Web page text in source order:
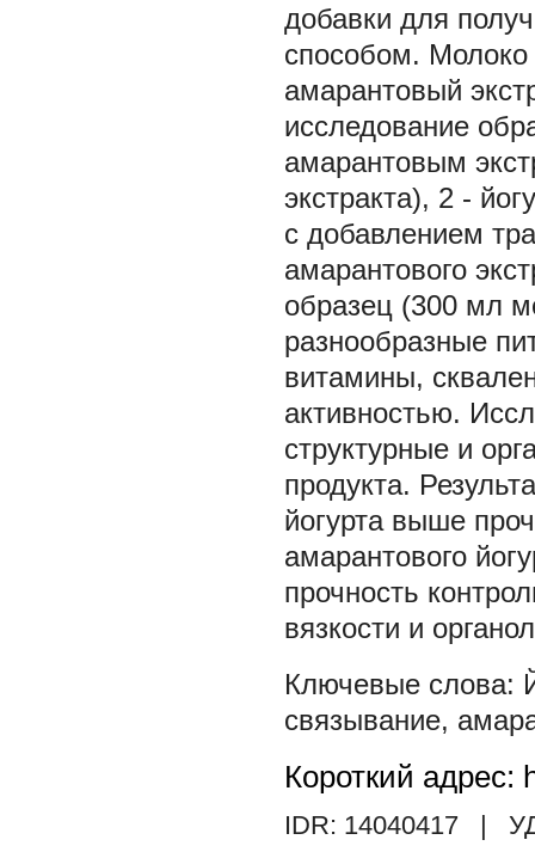
добавки для
способом. Молоко
амарантовый
исследование
амарантовым
экстракта), 2 -
с добавлением
амарантового
образец (300 мл
разнообразные
витамины,
активностью.
структурные и
продукта.
йогурта выше
амарантового
прочность
вязкости и
связывание,
Короткий адрес:
IDR: 14040417 |